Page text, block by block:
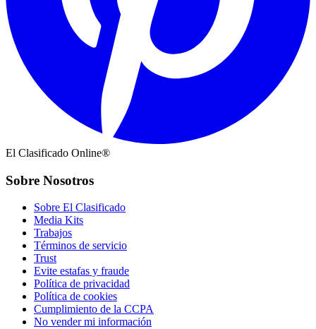
El Clasificado Online®
Sobre Nosotros
Sobre El Clasificado
Media Kits
Trabajos
Términos de servicio
Trust
Evite estafas y fraude
Política de privacidad
Política de cookies
Cumplimiento de la CCPA
No vender mi información